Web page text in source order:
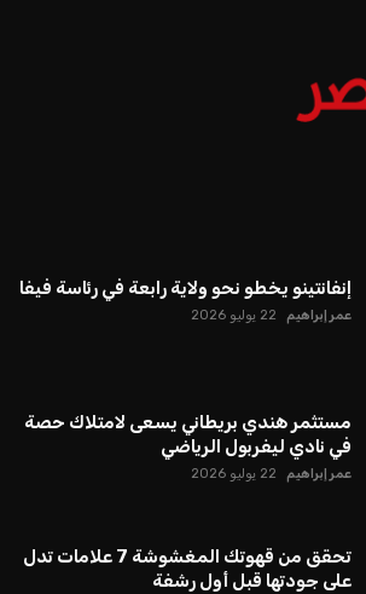
إنفانتينو يخطو نحو ولاية رابعة في رئاسة فيفا
عمر إبراهيم 22 يوليو 2026
مستثمر هندي بريطاني يسعى لامتلاك حصة
في نادي ليفربول الرياضي
عمر إبراهيم 22 يوليو 2026
تحقق من قهوتك المغشوشة 7 علامات تدل
على جودتها قبل أول رشفة